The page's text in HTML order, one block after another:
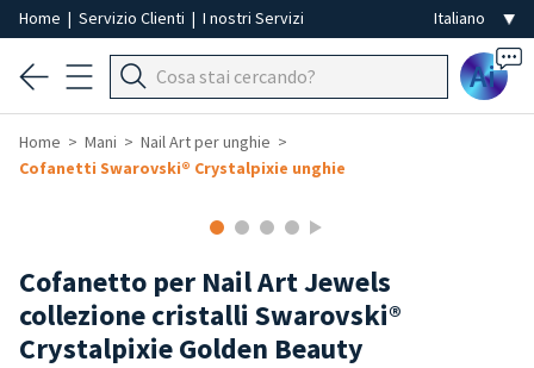
Home | Servizio Clienti | I nostri Servizi
Ai
Home Mani
Nail Art per unghie
Cofanetti Swarovski® Crystalpixie unghie
Cofanetto per Nail Art Jewels
collezione cristalli Swarovski®
Crystalpixie Golden Beauty